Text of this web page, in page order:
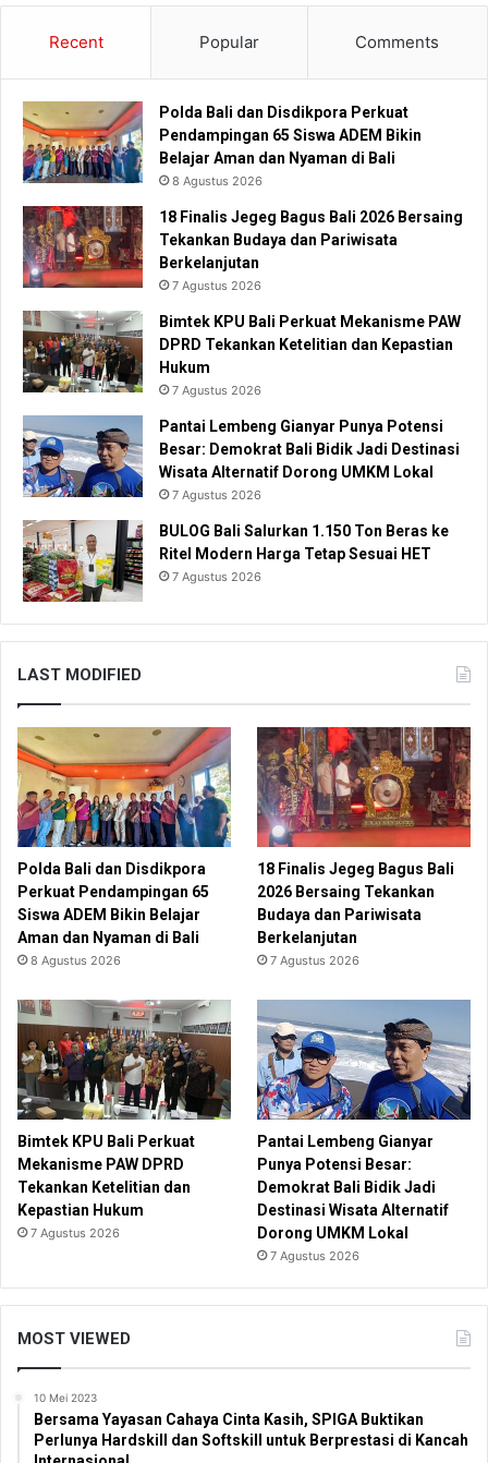
Recent Popular Comments
Polda Bali dan Disdikpora Perkuat
Pendampingan 65 Siswa ADEM Bikin
Belajar Aman dan Nyaman di Bali
8 Agustus 2026
18 Finalis Jegeg Bagus Bali 2026 Bersaing
Tekankan Budaya dan Pariwisata
Berkelanjutan
7 Agustus 2026
Bimtek KPU Bali Perkuat Mekanisme PAW
DPRD Tekankan Ketelitian dan Kepastian
Hukum
7 Agustus 2026
Pantai Lembeng Gianyar Punya Potensi
Besar: Demokrat Bali Bidik Jadi Destinasi
Wisata Alternatif Dorong UMKM Lokal
7 Agustus 2026
BULOG Bali Salurkan 1.150 Ton Beras ke
Ritel Modern Harga Tetap Sesuai HET
7 Agustus 2026
LAST MODIFIED
Polda Bali dan Disdikpora
Perkuat Pendampingan 65
Siswa ADEM Bikin Belajar
Aman dan Nyaman di Bali
8 Agustus 2026
18 Finalis Jegeg Bagus Bali
2026 Bersaing Tekankan
Budaya dan Pariwisata
Berkelanjutan
7 Agustus 2026
Bimtek KPU Bali Perkuat
Mekanisme PAW DPRD
Tekankan Ketelitian dan
Kepastian Hukum
7 Agustus 2026
Pantai Lembeng Gianyar
Punya Potensi Besar:
Demokrat Bali Bidik Jadi
Destinasi Wisata Alternatif
Dorong UMKM Lokal
7 Agustus 2026
MOST VIEWED
10 Mei 2023
Bersama Yayasan Cahaya Cinta Kasih, SPIGA Buktikan
Perlunya Hardskill dan Softskill untuk Berprestasi di Kancah